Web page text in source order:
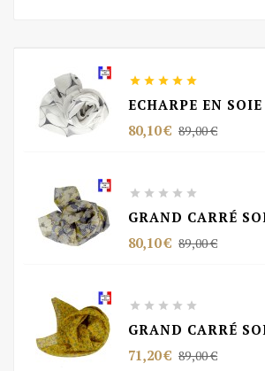
    
80,10 € 89,00 €
    
80,10 € 89,00 €
    
71,20 € 89,00 €